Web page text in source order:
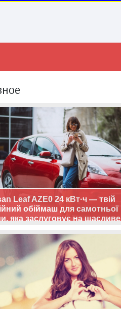
Leaf AZE0 24 кВт·ч — твій
обіймаш для самотньої
яка заслуговує на щасливе